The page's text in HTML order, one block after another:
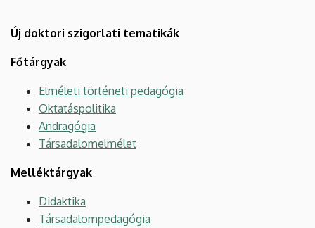
Új doktori szigorlati tematikák
Főtárgyak
Elméleti történeti pedagógia
Oktatáspolitika
Andragógia
Társadalomelmélet
Melléktárgyak
Didaktika
Társadalompedagógia